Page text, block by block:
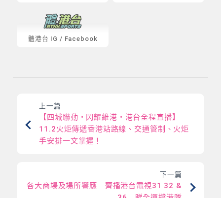
體港台 IG / Facebook
上一篇
【四城聯動・閃耀維港・港台全程直播】
11.2火炬傳遞香港站路線、交通管制、火炬
手安排一文掌握！
下一篇
各大商場及場所響應 齊播港台電視31 32 &